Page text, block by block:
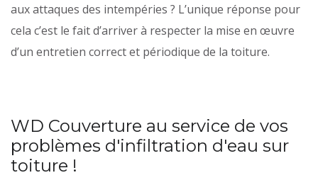
aux attaques des intempéries ? L’unique réponse pour
cela c’est le fait d’arriver à respecter la mise en œuvre
d’un entretien correct et périodique de la toiture.
WD Couverture au service de vos
problèmes d'infiltration d'eau sur
toiture !